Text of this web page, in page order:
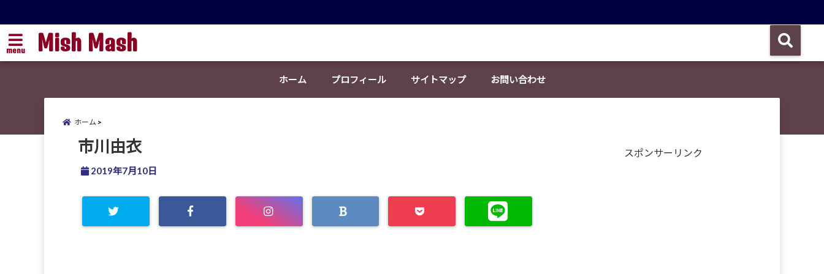
menu Mish Mash
ホーム プロフィール サイトマップ お問い合わせ
ホーム
市川由衣
2019年7月10日
スポンサーリンク